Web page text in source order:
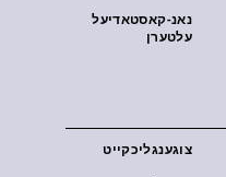
נאנ-קאסטאדיעל
עלטערן
צוגענגליכקייט